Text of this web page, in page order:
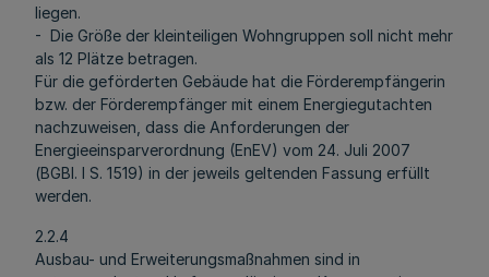
liegen.
- Die Größe der kleinteiligen Wohngruppen soll nicht mehr
als 12 Plätze betragen.
Für die geförderten Gebäude hat die Förderempfängerin
bzw. der Förderempfänger mit einem Energiegutachten
nachzuweisen, dass die Anforderungen der
Energieeinsparverordnung (EnEV) vom 24. Juli 2007
(BGBl. I S. 1519) in der jeweils geltenden Fassung erfüllt
werden.
2.2.4
Ausbau- und Erweiterungsmaßnahmen sind in